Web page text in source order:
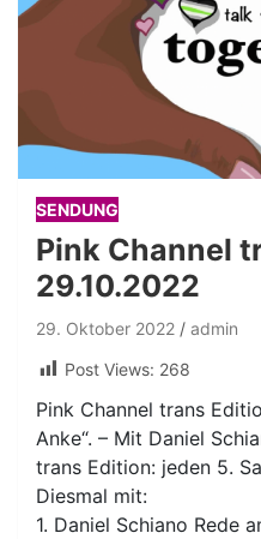
SENDUNG
Pink Channel
29.10.2022
29. Oktober 2022
admin
Post Views: 268
Pink Channel trans
Anke“. – Mit Daniel
trans Edition: jeden 5.
Diesmal mit:
1. Daniel Schiano Rede